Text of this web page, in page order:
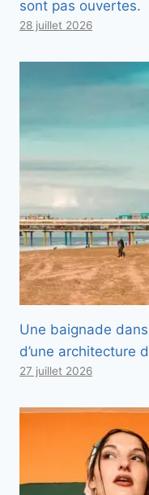
sont pas ouvertes.
28 juillet 2026
Une baignade
d’une architecture
27 juillet 2026